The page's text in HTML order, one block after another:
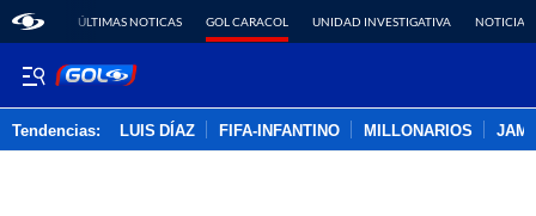
ÚLTIMAS NOTICAS GOL CARACOL UNIDAD INVESTIGATIVA NOTICIAS
Tendencias: LUIS DÍAZ FIFA-INFANTINO MILLONARIOS